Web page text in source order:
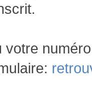
votre